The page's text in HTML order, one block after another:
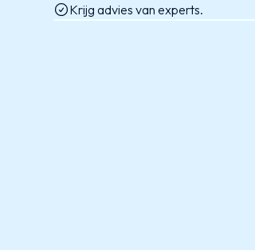
Krijg advies van experts.